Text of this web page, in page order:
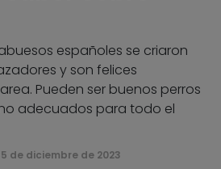
españoles se criaron
y son felices
Pueden ser buenos perros
adecuados para todo el
de diciembre de 2023